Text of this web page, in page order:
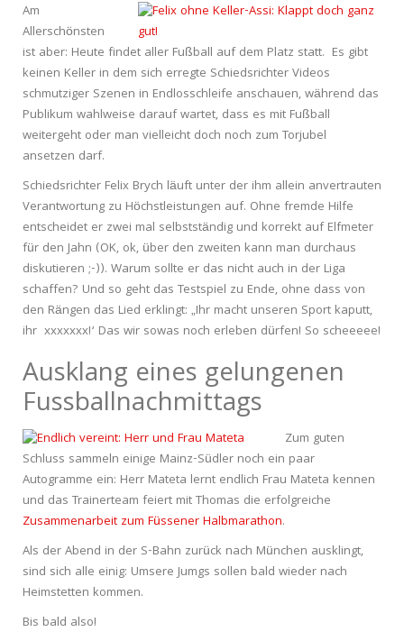
Am
Allerschönsten
ist aber: Heute findet aller Fußball auf dem Platz statt. Es gibt
keinen Keller in dem sich erregte Schiedsrichter Videos
schmutziger Szenen in Endlosschleife anschauen, während das
Publikum wahlweise darauf wartet, dass es mit Fußball
weitergeht oder man vielleicht doch noch zum Torjubel
ansetzen darf.
Schiedsrichter Felix Brych läuft unter der ihm allein anvertrauten
Verantwortung zu Höchstleistungen auf. Ohne fremde Hilfe
entscheidet er zwei mal selbstständig und korrekt auf Elfmeter
für den Jahn (OK, ok, über den zweiten kann man durchaus
diskutieren ;-)). Warum sollte er das nicht auch in der Liga
schaffen? Und so geht das Testspiel zu Ende, ohne dass von
den Rängen das Lied erklingt: „Ihr macht unseren Sport kaputt,
ihr xxxxxxx!‘ Das wir sowas noch erleben dürfen! So scheeeee!
Ausklang eines gelungenen
Fussballnachmittags
Zum guten
Schluss sammeln einige Mainz-Südler noch ein paar
Autogramme ein: Herr Mateta lernt endlich Frau Mateta kennen
und das Trainerteam feiert mit Thomas die erfolgreiche
Zusammenarbeit zum Füssener Halbmarathon.
Als der Abend in der S-Bahn zurück nach München ausklingt,
sind sich alle einig: Umsere Jumgs sollen bald wieder nach
Heimstetten kommen.
Bis bald also!